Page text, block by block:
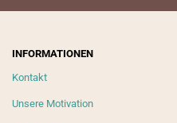
INFORMATIONEN
Kontakt
Unsere Motivation